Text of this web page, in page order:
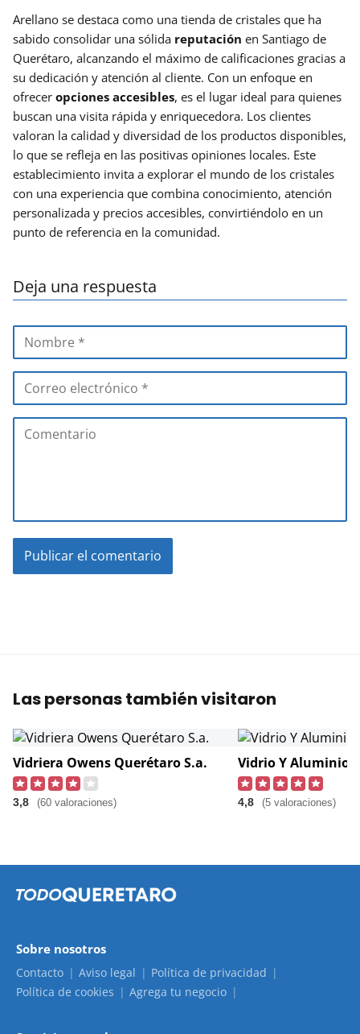
Arellano se destaca como una tienda de cristales que ha
sabido consolidar una sólida reputación en Santiago de
Querétaro, alcanzando el máximo de calificaciones gracias a
su dedicación y atención al cliente. Con un enfoque en
ofrecer opciones accesibles, es el lugar ideal para quienes
buscan una visita rápida y enriquecedora. Los clientes
valoran la calidad y diversidad de los productos disponibles,
lo que se refleja en las positivas opiniones locales. Este
establecimiento invita a explorar el mundo de los cristales
con una experiencia que combina conocimiento, atención
personalizada y precios accesibles, convirtiéndolo en un
punto de referencia en la comunidad.
Deja una respuesta
Las personas también visitaron
Vidriera Owens Querétaro S.a.
3,8 (60 valoraciones)
Vidrio Y Aluminio
4,8 (5 valoraciones)
Sobre nosotros
Contacto Aviso legal
Política de privacidad
Política de cookies
Agrega tu negocio